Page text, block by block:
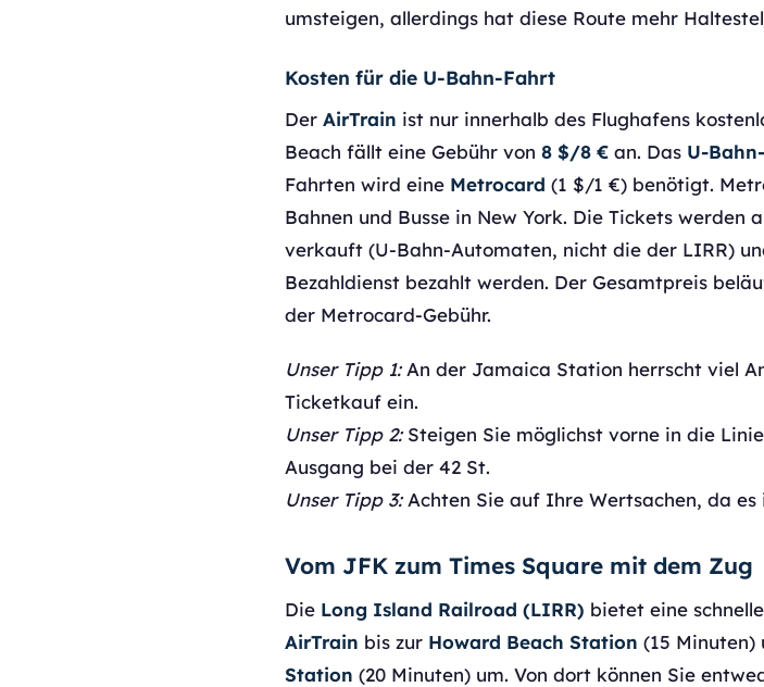
umsteigen, allerdings hat diese Route mehr
Kosten für die U-Bahn-Fahrt
Der AirTrain ist nur innerhalb des Flughafens
Beach fällt eine Gebühr von 8 $/8 € an. Das U-
Fahrten wird eine Metrocard (1 $/1 €) benötigt.
Bahnen und Busse in New York. Die Tickets
verkauft (U-Bahn-Automaten, nicht die der LIRR)
Bezahldienst bezahlt werden. Der Gesamtpreis
der Metrocard-Gebühr.
Unser Tipp 1:An der Jamaica Station herrscht viel
Ticketkauf ein.
Unser Tipp 2:Steigen Sie möglichst vorne in die
Ausgang bei der 42 St.
Unser Tipp 3:Achten Sie auf Ihre Wertsachen, da es
Vom JFK zum Times Square mit dem Zug
Die Long Island Railroad (LIRR) bietet eine
AirTrain bis zur Howard Beach Station (15 Minuten)
Station (20 Minuten) um. Von dort können Sie